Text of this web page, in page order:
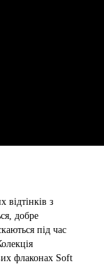
відтінків з
добре
під час
флаконах Soft